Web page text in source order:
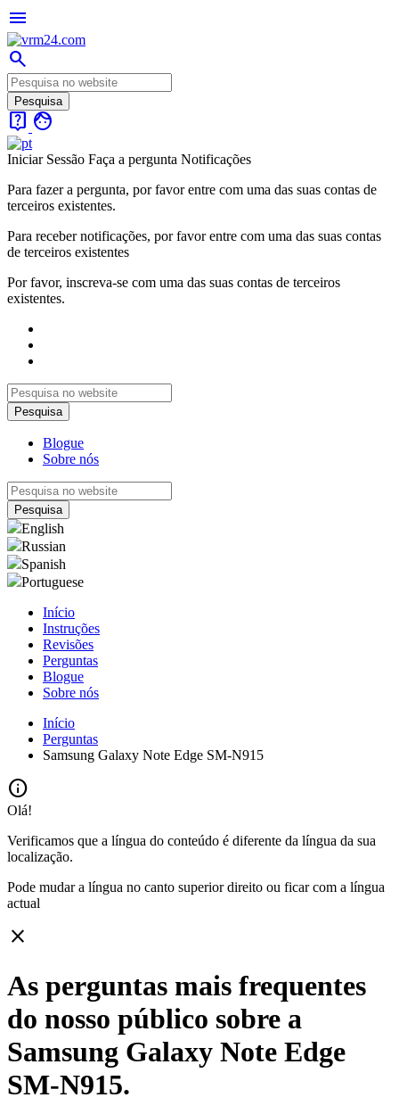
menu
search
live_help face
Iniciar Sessão Faça a pergunta Notificações
Para fazer a pergunta, por favor entre com uma das suas contas de
terceiros existentes.
Para receber notificações, por favor entre com uma das suas contas
de terceiros existentes
Por favor, inscreva-se com uma das suas contas de terceiros
existentes.
Blogue
Sobre nós
English
Russian
Spanish
Portuguese
Início
Instruções
Revisões
Perguntas
Blogue
Sobre nós
Início
Perguntas
Samsung Galaxy Note Edge SM-N915
info
Olá!
Verificamos que a língua do conteúdo é diferente da língua da sua
localização.
Pode mudar a língua no canto superior direito ou ficar com a língua
actual
close
As perguntas mais frequentes
do nosso público sobre a
Samsung Galaxy Note Edge
SM-N915.